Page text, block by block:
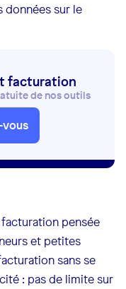
données sur le
facturation
de nos outils
pensée
et petites
sans se
: pas de limite sur